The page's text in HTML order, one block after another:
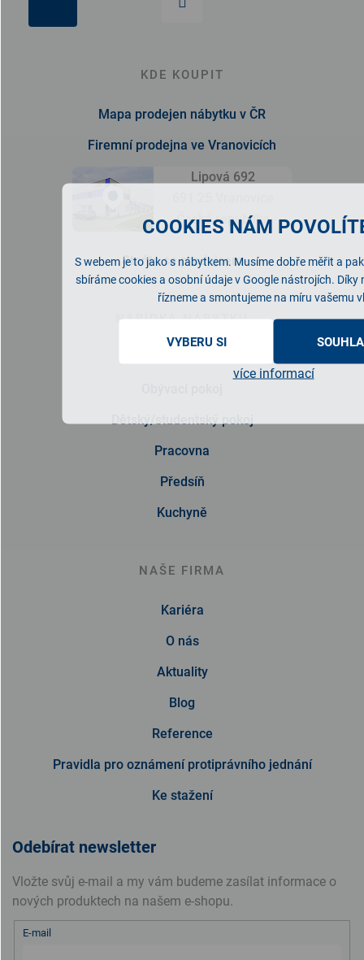
COOKIES NÁM
S webem je to jako s nábytkem. Musíme dobře měřit a
sbíráme cookies a osobní údaje v Google nástrojích. Díky
řízneme a smontujeme na míru vašemu
VYBERU SI
více informací
KDE KOUPIT
Mapa prodejen nábytku v ČR
Firemní prodejna ve Vranovicích
Lipová 692
Česká republika
Staňte se prodejcem
NABÍDKA NÁBYTKU
Pracovna
Předsíň
Kuchyně
NAŠE FIRMA
Kariéra
O nás
Aktuality
Blog
Reference
Pravidla pro oznámení protiprávního jednání
Ke stažení
Odebírat newsletter
Vložte svůj e-mail a my vám budeme zasílat informace o
nových produktech na našem e-shopu.
E-mail